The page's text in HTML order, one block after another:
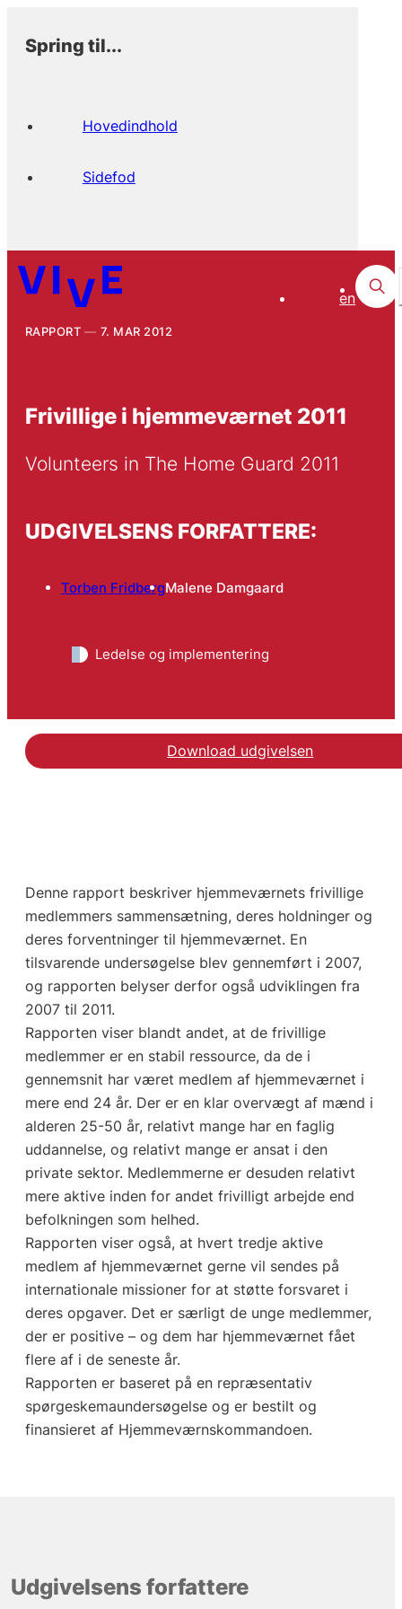
Spring til...
Hovedindhold
Sidefod
en
RAPPORT 7. MAR 2012
Frivillige i hjemmeværnet 2011
Volunteers in The Home Guard 2011
UDGIVELSENS FORFATTERE:
Torben FridbergMalene Damgaard
Ledelse og implementering
Download udgivelsen
Denne rapport beskriver hjemmeværnets frivillige
medlemmers sammensætning, deres holdninger og
deres forventninger til hjemmeværnet. En
tilsvarende undersøgelse blev gennemført i 2007,
og rapporten belyser derfor også udviklingen fra
2007 til 2011.
Rapporten viser blandt andet, at de frivillige
medlemmer er en stabil ressource, da de i
gennemsnit har været medlem af hjemmeværnet i
mere end 24 år. Der er en klar overvægt af mænd i
alderen 25-50 år, relativt mange har en faglig
uddannelse, og relativt mange er ansat i den
private sektor. Medlemmerne er desuden relativt
mere aktive inden for andet frivilligt arbejde end
befolkningen som helhed.
Rapporten viser også, at hvert tredje aktive
medlem af hjemmeværnet gerne vil sendes på
internationale missioner for at støtte forsvaret i
deres opgaver. Det er særligt de unge medlemmer,
der er positive – og dem har hjemmeværnet fået
flere af i de seneste år.
Rapporten er baseret på en repræsentativ
spørgeskemaundersøgelse og er bestilt og
finansieret af Hjemmeværnskommandoen.
Udgivelsens forfattere